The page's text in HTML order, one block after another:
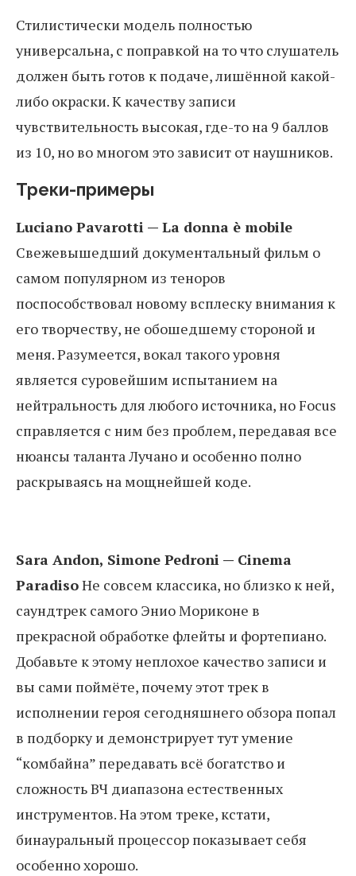
Стилистически модель полностью
универсальна, с поправкой на то что слушатель
должен быть готов к подаче, лишённой какой-
либо окраски. К качеству записи
чувствительность высокая, где-то на 9 баллов
из 10, но во многом это зависит от наушников.
Треки-примеры
Luciano Pavarotti — La donna è mobile
Свежевышедший документальный фильм о
самом популярном из теноров
поспособствовал новому всплеску внимания к
его творчеству, не обошедшему стороной и
меня. Разумеется, вокал такого уровня
является суровейшим испытанием на
нейтральность для любого источника, но Focus
справляется с ним без проблем, передавая все
нюансы таланта Лучано и особенно полно
раскрываясь на мощнейшей коде.
Sara Andon, Simone Pedroni — Cinema
ParadisoНе совсем классика, но близко к ней,
саундтрек самого Энио Мориконе в
прекрасной обработке флейты и фортепиано.
Добавьте к этому неплохое качество записи и
вы сами поймёте, почему этот трек в
исполнении героя сегодняшнего обзора попал
в подборку и демонстрирует тут умение
“комбайна” передавать всё богатство и
сложность ВЧ диапазона естественных
инструментов. На этом треке, кстати,
бинауральный процессор показывает себя
особенно хорошо.